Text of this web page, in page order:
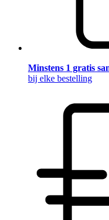
Minstens 1 gratis
bij elke bestelling